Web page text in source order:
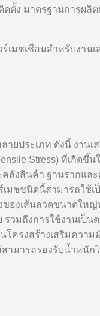
ง มาตรฐานการผลิ
ร์เมชเชื่อมสำหรับง
ประเภท ดังนี้ งาน
Stress) ที่เกิด
งสินค้า ฐานรากแ
มชชนิดนี้สามารถใช้
งเส้นลวดขนาดใหญ่
มถึงการใช้งานเป็
โครงสร้างเสริมค
ามารถรองรับน้ำหนั